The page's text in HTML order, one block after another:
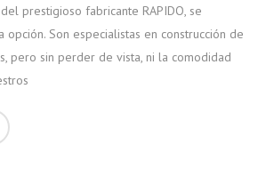
prestigioso fabricante RAPIDO, se
opción. Son especialistas en construcción de
pero sin perder de vista, ni la comodidad